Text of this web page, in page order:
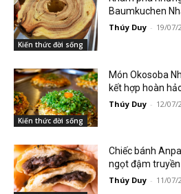
Kiến thức đời sống
Baumkuchen
Thúy Duy - 19/07/
Kiến thức đời sống
Món Okosoba
kết hợp hoàn
Thúy Duy - 12/07/
Chiếc bánh
ngọt đậm
Thúy Duy - 11/07/